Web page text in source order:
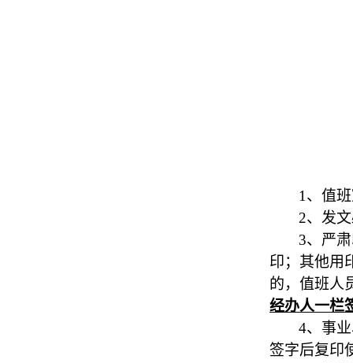
1 、值
2、发
3、严肃
印；其他用
的，值班人
经办人一栏
4、事
签字后复印